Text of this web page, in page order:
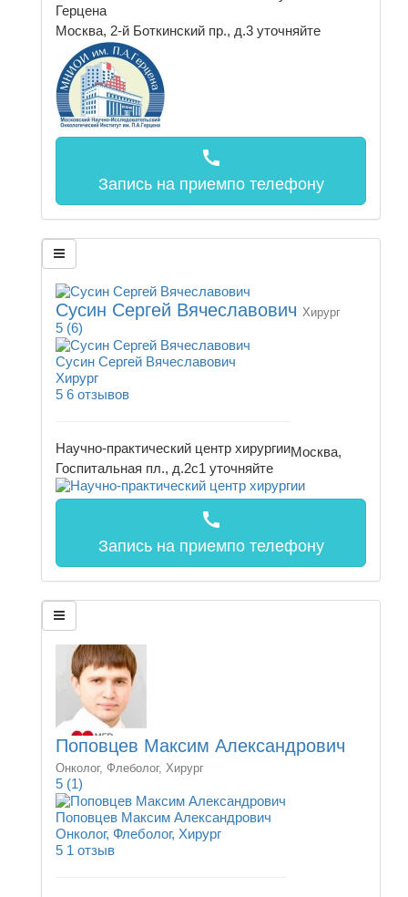
Герцена
Москва, 2-й Боткинский пр., д.3 уточняйте
call
Запись на приемпо телефону
Сусин Сергей Вячеславович Хирург
5 (6)
Сусин Сергей Вячеславович
Хирург
5 6 отзывов
Научно-практический центр хирургииМосква,
Госпитальная пл., д.2с1 уточняйте
call
Запись на приемпо телефону
Поповцев Максим Александрович
Онколог, Флеболог, Хирург
5 (1)
Поповцев Максим Александрович
Онколог, Флеболог, Хирург
5 1 отзыв